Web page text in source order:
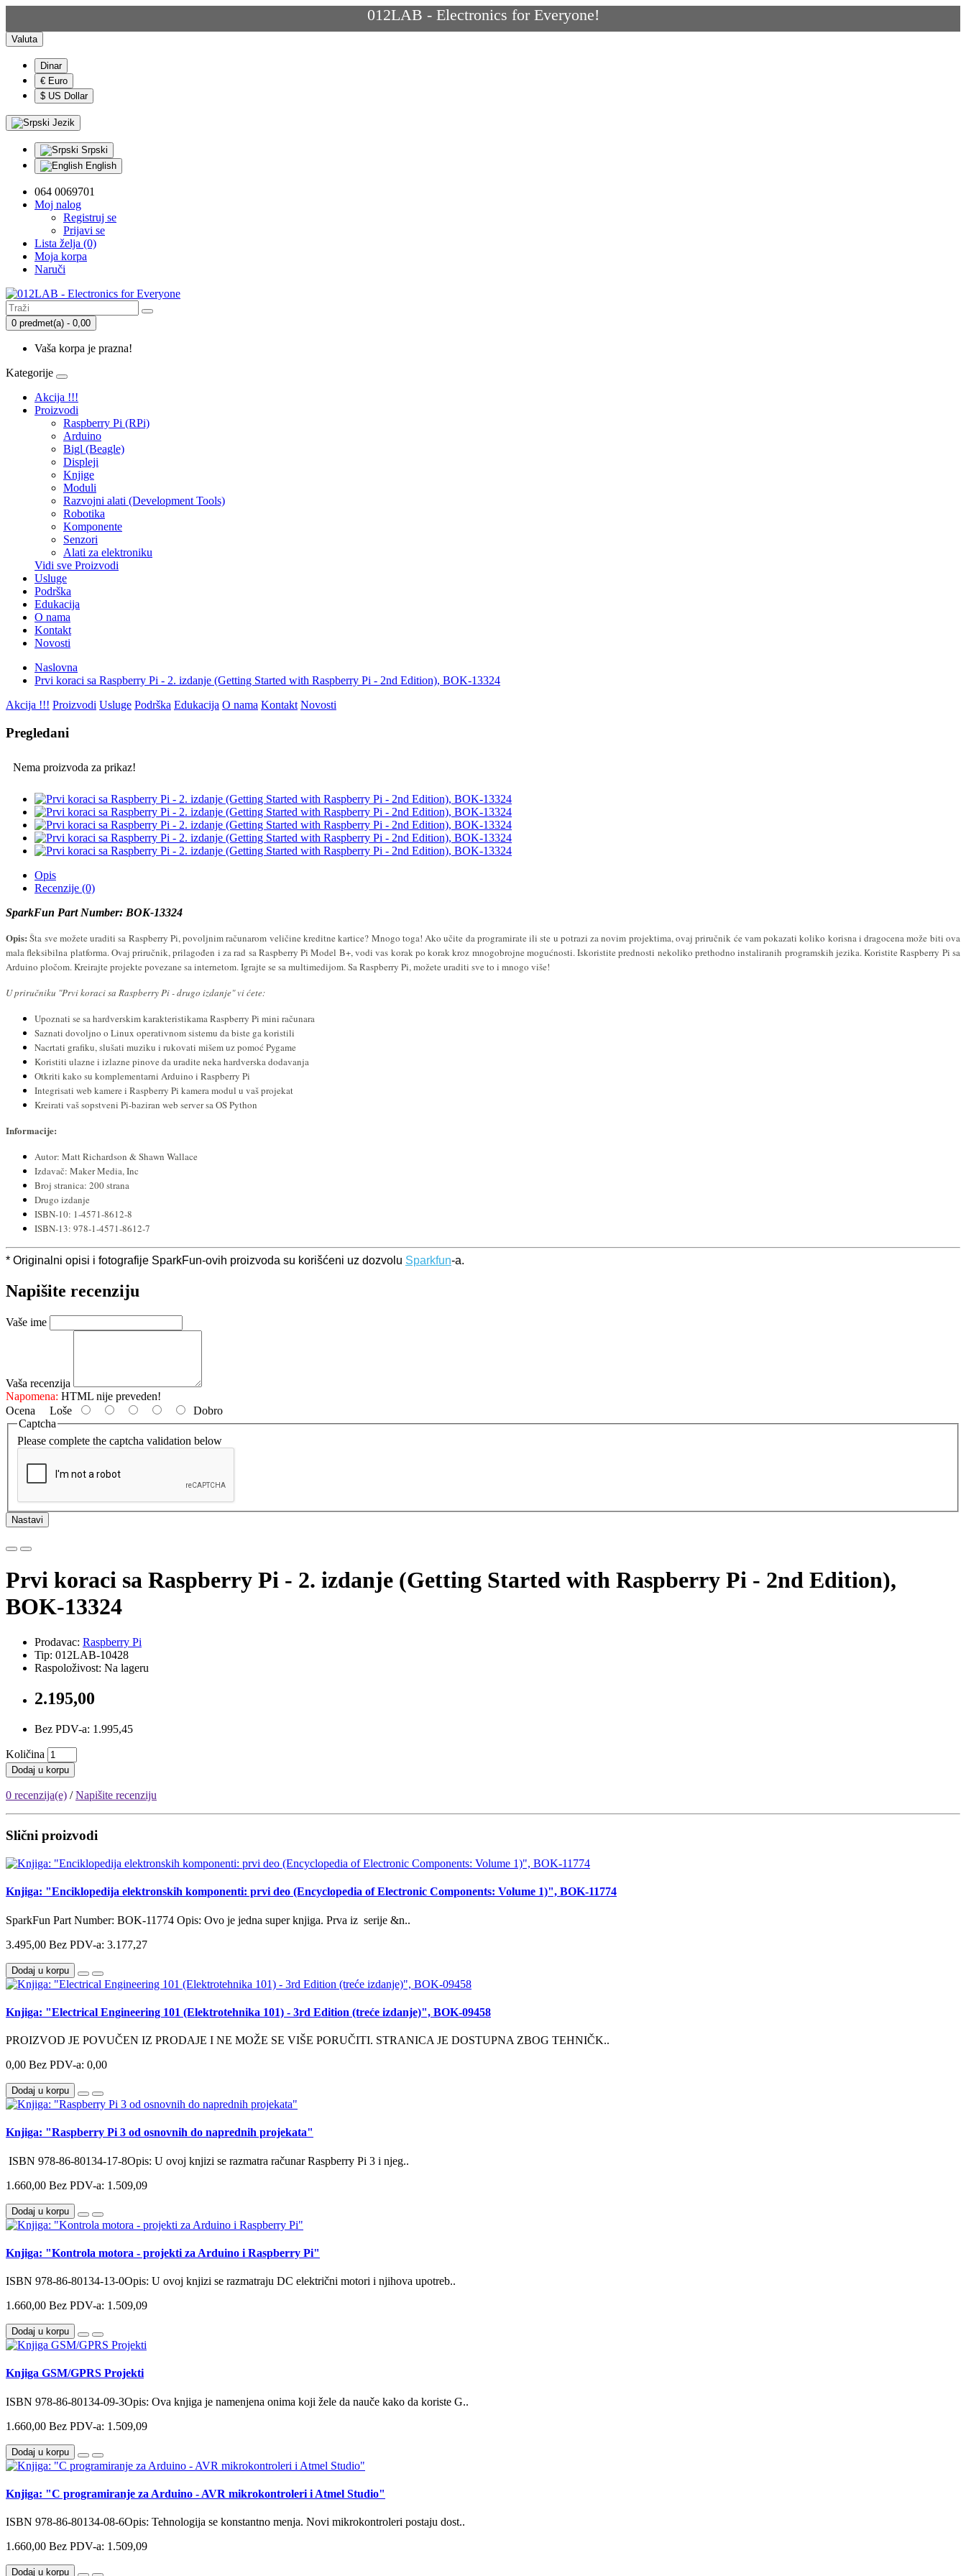
012LAB - Electronics for Everyone!
Valuta
Dinar
€ Euro
$ US Dollar
Jezik
Srpski
English
064 0069701
Moj nalog
Registruj se
Prijavi se
Lista želja (0)
Moja korpa
Naruči
0 predmet(a) - 0,00
Vaša korpa je prazna!
Kategorije
Akcija !!!
Proizvodi
Raspberry Pi (RPi)
Arduino
Bigl (Beagle)
Displеji
Knjige
Moduli
Razvojni alati (Development Tools)
Robotika
Komponente
Senzori
Alati za elektroniku
Vidi sve Proizvodi
Usluge
Podrška
Edukacija
O nama
Kontakt
Novosti
Naslovna
Prvi koraci sa Raspberry Pi - 2. izdanje (Getting Started with Raspberry Pi - 2nd Edition), BOK-13324
Akcija !!! Proizvodi Usluge Podrška Edukacija O nama Kontakt Novosti
Pregledani
Nema proizvoda za prikaz!
Opis
Recenzije (0)
SparkFun Part Number: BOK-13324
Opis:Šta sve možete uraditi sa Raspberry Pi, povoljnim računarom veličine kreditne kartice? Mnogo toga! Ako učite da programirate ili ste u potrazi za novim projektima, ovaj priručnik će vam pokazati koliko korisna i dragocena može biti ova
mala fleksibilna platforma. Ovaj priručnik, prilagođen i za rad saRaspberry Pi Model B+,vodi vas korak po korak kroz mnogobrojne mogućnosti. Iskoristite prednosti nekoliko prethodno instaliranih programskih jezika. Koristite Raspberry Pi sa
Arduino pločom. Kreirajte projekte povezane sa internetom. Igrajte se sa multimedijom. Sa Raspberry Pi, možete uraditi sve to i mnogo više!
U priručniku "Prvi koraci sa Raspberry Pi - drugo izdanje" vi ćete:
Upoznati se sa hardverskim karakteristikama Raspberry Pi mini računara
Saznati dovoljno o Linux operativnom sistemu da biste ga koristili
Nacrtati grafiku, slušati muziku i rukovati mišem uz pomoć Pygame
Koristiti ulazne i izlazne pinove da uradite neka hardverska dodavanja
Otkriti kako su komplementarni Arduino i Raspberry Pi
Integrisati web kamere i Raspberry Pi kamera modul u vaš projekat
Kreirati vaš sopstveni Pi-baziran web server sa OS Python
Informacije:
Autor: Matt Richardson & Shawn Wallace
Izdavač: Maker Media, Inc
Broj stranica: 200 strana
Drugo izdanje
ISBN-10: 1-4571-8612-8
ISBN-13: 978-1-4571-8612-7
* Originalni opisi i fotografije SparkFun-ovih proizvoda su korišćeni uz dozvolu Sparkfun-a.
Napišite recenziju
Vaše ime
Vaša recenzija
Napomena: HTML nije preveden!
Ocena Loše
Dobro
Captcha
Please complete the captcha validation below
Nastavi
Prvi koraci sa Raspberry Pi - 2. izdanje (Getting Started with Raspberry Pi - 2nd Edition),
BOK-13324
Prodavac: Raspberry Pi
Tip: 012LAB-10428
Raspoloživost: Na lageru
2.195,00
Bez PDV-a: 1.995,45
Količina
Dodaj u korpu
0 recenzija(e) /Napišite recenziju
Slični proizvodi
Knjiga: "Enciklopedija elektronskih komponenti: prvi deo (Encyclopedia of Electronic Components: Volume 1)", BOK-11774
SparkFun Part Number: BOK-11774 Opis: Ovo je jedna super knjiga. Prva iz serije &n..
3.495,00 Bez PDV-a: 3.177,27
Dodaj u korpu
Knjiga: "Electrical Engineering 101 (Elektrotehnika 101) - 3rd Edition (treće izdanje)", BOK-09458
PROIZVOD JE POVUČEN IZ PRODAJE I NE MOŽE SE VIŠE PORUČITI. STRANICA JE DOSTUPNA ZBOG TEHNIČK..
0,00 Bez PDV-a: 0,00
Dodaj u korpu
Knjiga: "Raspberry Pi 3 od osnovnih do naprednih projekata"
ISBN 978-86-80134-17-8Opis: U ovoj knjizi se razmatra računar Raspberry Pi 3 i njeg..
1.660,00 Bez PDV-a: 1.509,09
Dodaj u korpu
Knjiga: "Kontrola motora - projekti za Arduino i Raspberry Pi"
ISBN 978-86-80134-13-0Opis: U ovoj knjizi se razmatraju DC električni motori i njihova upotreb..
1.660,00 Bez PDV-a: 1.509,09
Dodaj u korpu
Knjiga GSM/GPRS Projekti
ISBN 978-86-80134-09-3Opis: Ova knjiga je namenjena onima koji žele da nauče kako da koriste G..
1.660,00 Bez PDV-a: 1.509,09
Dodaj u korpu
Knjiga: "C programiranje za Arduino - AVR mikrokontroleri i Atmel Studio"
ISBN 978-86-80134-08-6Opis: Tehnologija se konstantno menja. Novi mikrokontroleri postaju dost..
1.660,00 Bez PDV-a: 1.509,09
Dodaj u korpu